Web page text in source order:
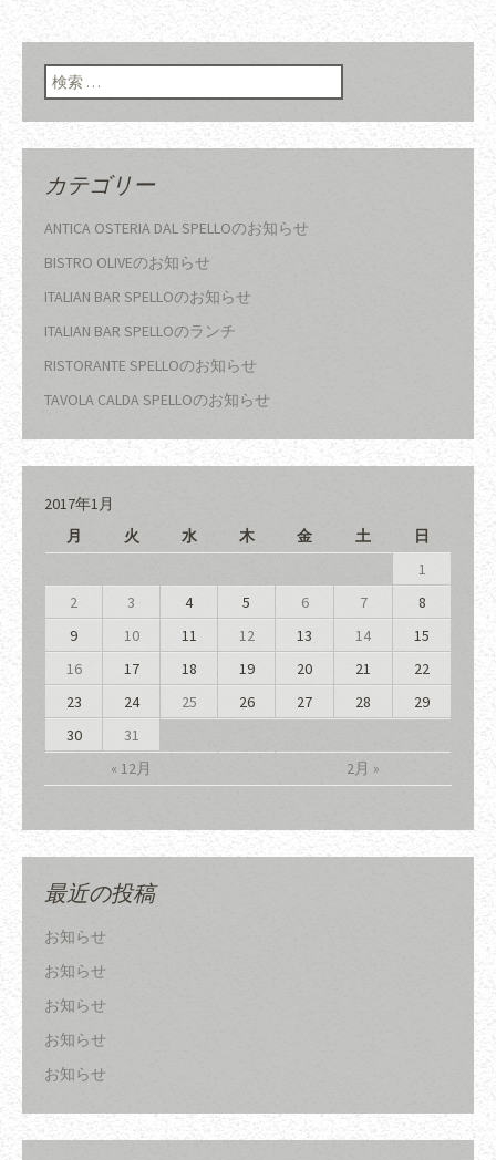
検索:
カテゴリー
ANTICA OSTERIA DAL SPELLOのお知らせ
BISTRO OLIVEのお知らせ
ITALIAN BAR SPELLOのお知らせ
ITALIAN BAR SPELLOのランチ
RISTORANTE SPELLOのお知らせ
TAVOLA CALDA SPELLOのお知らせ
2017年1月
月
火 水 木 金 土 日
« 12月 2月 »
1
2
3 4 5 6 7
8
9
10 11 12 13 14
15
16
17 18 19 20 21
22
23
24 25 26 27 28
29
30
31
最近の投稿
お知らせ
お知らせ
お知らせ
お知らせ
お知らせ